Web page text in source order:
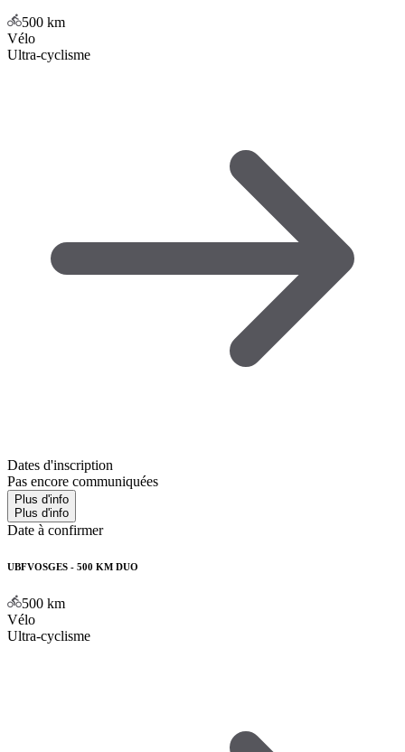
500 km
Vélo
Ultra-cyclisme
Dates d'inscription
Pas encore communiquées
Plus d'info
Plus d'info
Date à confirmer
UBFVOSGES - 500 KM DUO
500 km
Vélo
Ultra-cyclisme